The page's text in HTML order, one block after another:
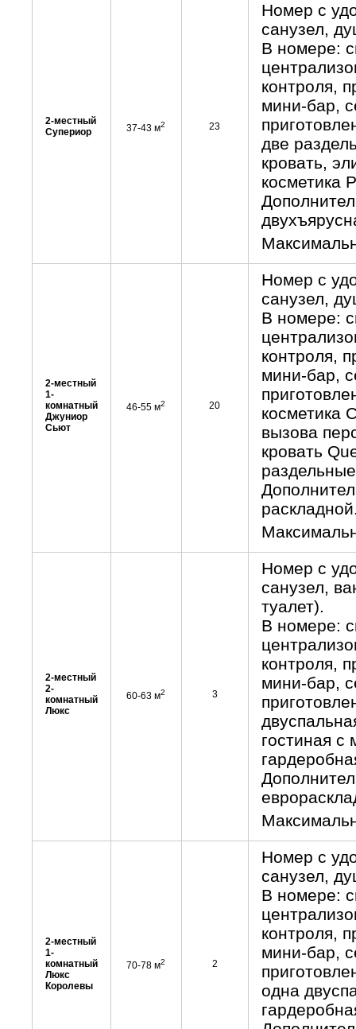
2-местный
Супериор
37-43 м2 23
Номер с
санузел,
В номере:
контроля,
мини-бар,
две
кровать,
косметика
2-местный
1-
комнатный
Джуниор
Сьют
46-55 м2 20
Номер с
санузел,
В номере:
контроля,
мини-бар,
косметика
вызова
кровать
2-местный
2-
комнатный
Люкс
60-63 м2 3
Номер с
санузел,
туалет).
В номере:
контроля,
мини-бар,
гостиная с
2-местный
1-
комнатный
Люкс
Королевы
70-78 м2 2
Номер с
санузел,
В номере:
контроля,
мини-бар,
одна